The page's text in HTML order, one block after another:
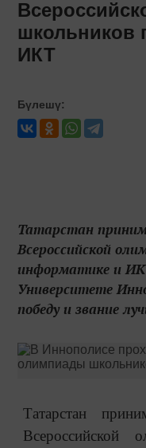
школьников
ИКТ
Бүлешү:
Татарстан
Всероссийской
информатике и
Университете
победу и звание
Татарстан
Всероссийской